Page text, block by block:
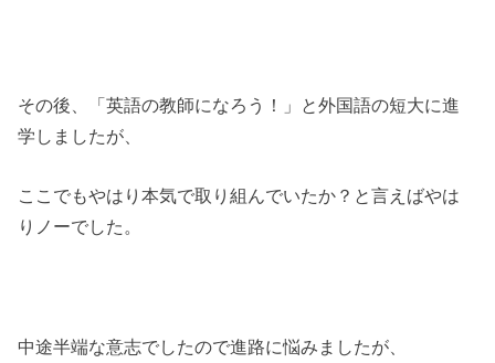
その後、「英語の教師になろう！」と外国語の短大に進
学しましたが、
ここでもやはり本気で取り組んでいたか？と言えばやは
りノーでした。
中途半端な意志でしたので進路に悩みましたが、